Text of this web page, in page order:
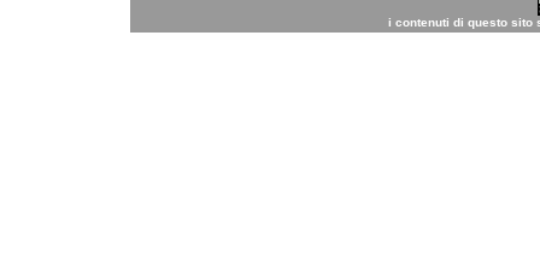
i contenuti di questo sito